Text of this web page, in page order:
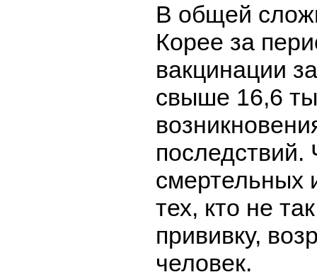
В общей
Корее за
вакцинации
свыше 16,6
последствий.
смертельных
тех, кто не
прививку,
человек.